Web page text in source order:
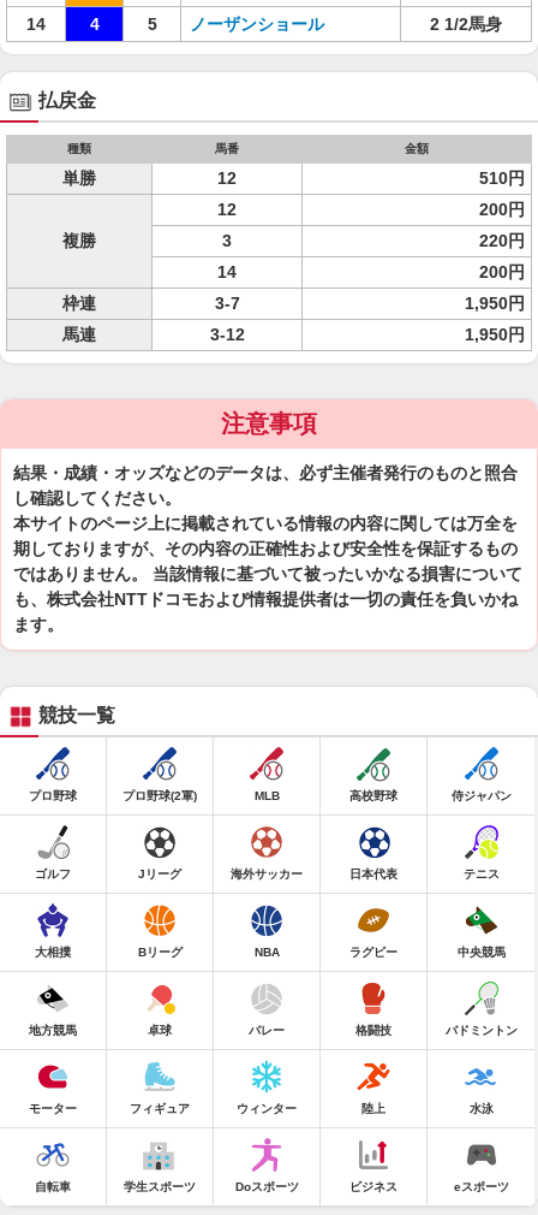
14
4 5 ノーザンショール 2 1/2馬身
払戻金
種類 馬番 金額
単勝 12 510円
複勝
12
200円
3
220円
14
200円
枠連
3-7
1,950円
馬連
3-12 1,950円
注意事項
結果・成績・オッズなどのデータは、必ず主催者発行のものと照合
し確認してください。
本サイトのページ上に掲載されている情報の内容に関しては万全を
期しておりますが、その内容の正確性および安全性を保証するもの
ではありません。 当該情報に基づいて被ったいかなる損害について
も、株式会社NTTドコモおよび情報提供者は一切の責任を負いかね
ます。
競技一覧
プロ野球 プロ野球(2軍) MLB 高校野球 侍ジャパン
ゴルフ Jリーグ 海外サッカー 日本代表 テニス
大相撲 Bリーグ NBA ラグビー 中央競馬
地方競馬 卓球 バレー 格闘技 バドミントン
モーター フィギュア ウィンター 陸上 水泳
自転車 学生スポーツ Doスポーツ ビジネス eスポーツ